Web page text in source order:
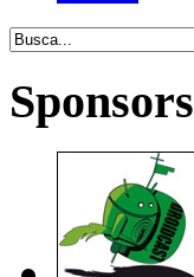
Sponsors